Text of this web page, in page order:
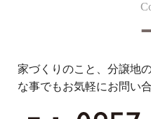
家づくりのこと、分譲地
な事でもお気軽にお問い